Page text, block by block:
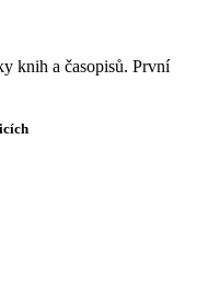
knih a časopisů. První